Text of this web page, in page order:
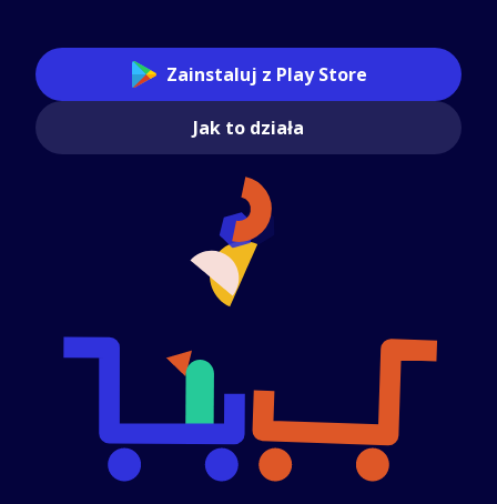
Zainstaluj z Play Store
Jak to działa